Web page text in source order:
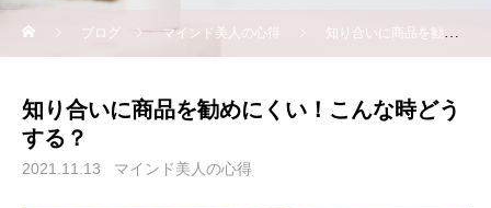
ブログ マインド美人の心得 知り合いに商品を勧めにくい！こんな時どうする？
知り合いに商品を勧めにくい！こんな時どう
する？
2021.11.13 マインド美人の心得